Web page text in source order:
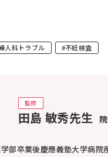
人科トラブル #不妊検査
監修
田島 敏秀先生
部卒業後慶應義塾大学病院